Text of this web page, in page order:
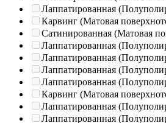
Лаппатированная
Карвинг (Матовая
Сатинированная (Матовая
Лаппатированная
Лаппатированная
Лаппатированная
Лаппатированная
Карвинг (Матовая
Лаппатированная
Лаппатированная